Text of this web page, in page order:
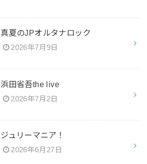
真夏のJPオルタナロック
2026年7月9日
浜田省吾the live
2026年7月2日
ジュリーマニア！
2026年6月27日